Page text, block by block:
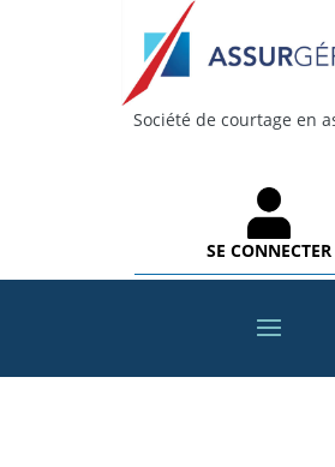
Société de courtage en
SE CONNECTER